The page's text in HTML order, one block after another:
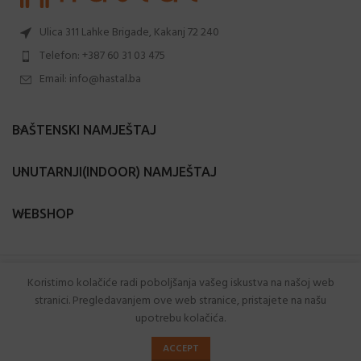
Ulica 311 Lahke Brigade, Kakanj 72 240
Telefon: +387 60 31 03 475
Email: info@hastal.ba
BAŠTENSKI NAMJEŠTAJ
UNUTARNJI(INDOOR) NAMJEŠTAJ
WEBSHOP
Hastal.ba2024 Sva prava zadržana.
Powered byWebtic
Koristimo kolačiće radi poboljšanja vašeg iskustva na našoj web
stranici. Pregledavanjem ove web stranice, pristajete na našu
upotrebu kolačića.
ACCEPT